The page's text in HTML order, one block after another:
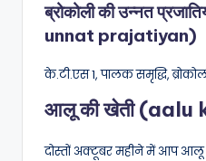
ब्रोकोली की उन्नत
unnat prajatiyan)
के.टी.एस 1, पालक समृद्धि,
आलू की खेती
दोस्तों अक्टूबर महीने में आप आलू